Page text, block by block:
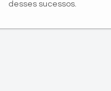
desses sucessos.